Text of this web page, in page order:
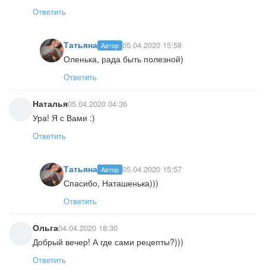
Ответить
Татьяна Автор 05.04.2020 15:58
Оленька, рада быть полезной)
Ответить
Наталья05.04.2020 04:36
Ура! Я с Вами :)
Ответить
Татьяна Автор 05.04.2020 15:57
Спасибо, Наташенька)))
Ответить
Ольга04.04.2020 18:30
Добрый вечер! А где сами рецепты?)))
Ответить